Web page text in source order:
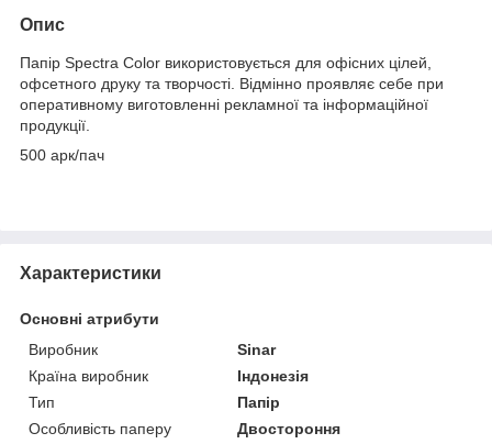
Опис
Папір Spectra Color використовується для офісних цілей,
офсетного друку та творчості. Відмінно проявляє себе при
оперативному виготовленні рекламної та інформаційної
продукції.
500 арк/пач
Характеристики
Основні атрибути
Виробник
Sinar
Країна виробник
Індонезія
Тип
Папір
Особливість паперу
Двостороння